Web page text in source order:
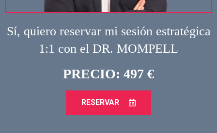
Sí, quiero reservar mi sesión estratégica
1:1 con el DR. MOMPELL
PRECIO: 497 €
RESERVAR